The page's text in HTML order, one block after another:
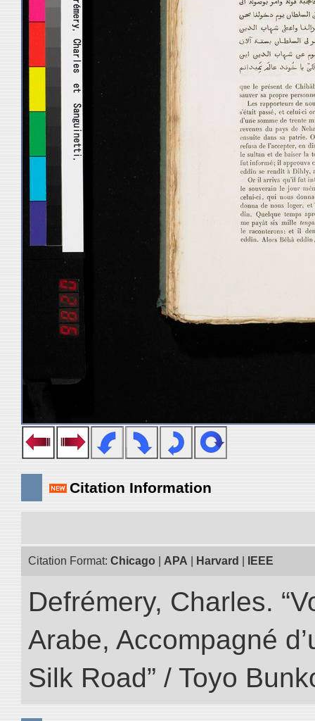
Citation Information
Citation Format: Chicago APA Harvard IEEE
Defrémery, Charles.
Arabe, Accompagné
Silk Road” / Toyo